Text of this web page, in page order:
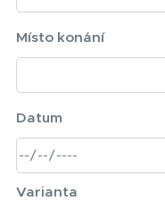
Místo konání
Datum
Varianta